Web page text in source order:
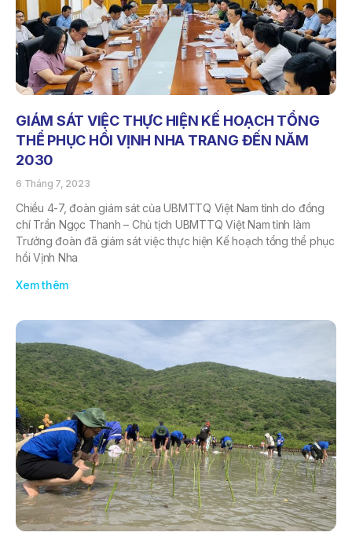
GIÁM SÁT VIỆC THỰC HIỆN KẾ HOẠCH TỔNG
THỂ PHỤC HỒI VỊNH NHA TRANG ĐẾN NĂM
2030
6 Tháng 7, 2023
Chiều 4-7, đoàn giám sát của UBMTTQ Việt Nam tỉnh do đồng
chí Trần Ngọc Thanh – Chủ tịch UBMTTQ Việt Nam tỉnh làm
Trưởng đoàn đã giám sát việc thực hiện Kế hoạch tổng thể phục
hồi Vịnh Nha
Xem thêm